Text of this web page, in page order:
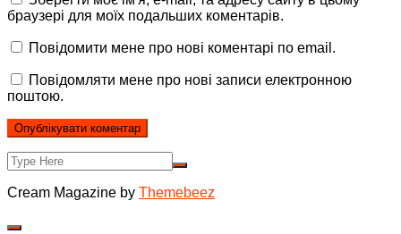
браузері для моїх подальших коментарів.
Повідомити мене про нові коментарі по email.
Повідомляти мене про нові записи електронною
поштою.
Cream Magazine by Themebeez